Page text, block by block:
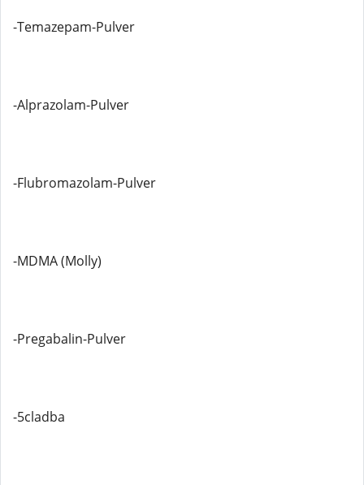
-Temazepam-Pulver
-Alprazolam-Pulver
-Flubromazolam-Pulver
-MDMA (Molly)
-Pregabalin-Pulver
-5cladba